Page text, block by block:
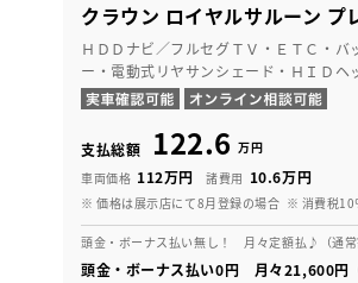
クラウン ロイヤルサルーン プ
ＨＤＤナビ／フルセグＴＶ・ＥＴＣ・バ
ー・電動式リヤサンシェード・ＨＩＤヘ
支払総額 122.6 万円
車両価格 112万円 諸費用 10.6万円
※ 価格は展示店にて8月登録の場合 ※ 消費税10
頭金・ボーナス払い無し！ 月々定額払♪（通常
頭金・ボーナス払い0円 月々21,600円